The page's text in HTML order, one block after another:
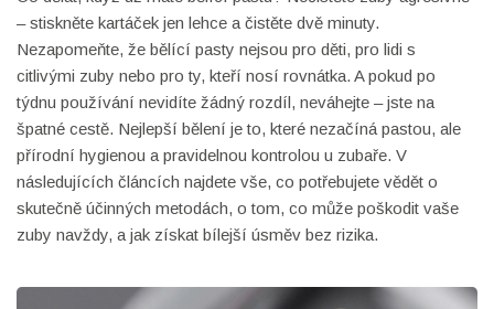
– stiskněte kartáček jen lehce a čistěte dvě minuty.
Nezapomeňte, že bělící pasty nejsou pro děti, pro lidi s
citlivými zuby nebo pro ty, kteří nosí rovnátka. A pokud po
týdnu používání nevidíte žádný rozdíl, neváhejte – jste na
špatné cestě. Nejlepší bělení je to, které nezačíná pastou, ale
přírodní hygienou a pravidelnou kontrolou u zubaře. V
následujících článcích najdete vše, co potřebujete vědět o
skutečně účinných metodách, o tom, co může poškodit vaše
zuby navždy, a jak získat bílejší úsměv bez rizika.